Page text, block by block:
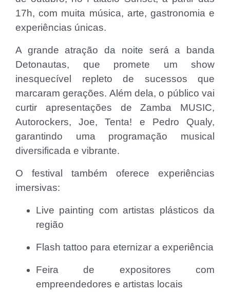
17h, com muita música, arte, gastronomia e
experiências únicas.
A grande atração da noite será a banda
Detonautas, que promete um show
inesquecível repleto de sucessos que
marcaram gerações. Além dela, o público vai
curtir apresentações de Zamba MUSIC,
Autorockers, Joe, Tenta! e Pedro Qualy,
garantindo uma programação musical
diversificada e vibrante.
O festival também oferece experiências
imersivas:
Live painting com artistas plásticos da
região
Flash tattoo para eternizar a experiência
Feira de expositores com
empreendedores e artistas locais